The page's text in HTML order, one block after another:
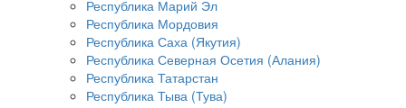
Республика Марий Эл
Республика Мордовия
Республика Саха (Якутия)
Республика Северная Осетия (Алания)
Республика Татарстан
Республика Тыва (Тува)